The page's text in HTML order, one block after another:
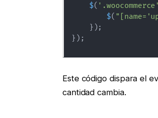
$( '.woocommerce'
$(
} );
} ) ;
Este código dispara el
cantidad cambia.